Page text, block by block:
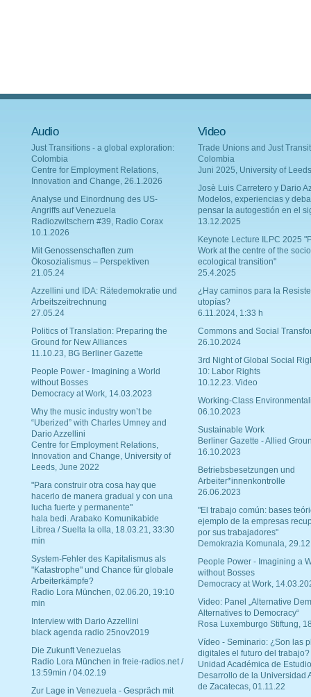
Audio
Just Transitions - a global exploration:
Colombia
Centre for Employment Relations,
Innovation and Change, 26.1.2026
Analyse und Einordnung des US-
Angriffs auf Venezuela
Radiozwitschern #39, Radio Corax
10.1.2026
Mit Genossenschaften zum
Ökosozialismus – Perspektiven
21.05.24
Azzellini und IDA: Rätedemokratie und
Arbeitszeitrechnung
27.05.24
Politics of Translation: Preparing the
Ground for New Alliances
11.10.23, BG Berliner Gazette
People Power - Imagining a World
without Bosses
Democracy at Work, 14.03.2023
Why the music industry won’t be
“Uberized” with Charles Umney and
Dario Azzellini
Centre for Employment Relations,
Innovation and Change, University of
Leeds, June 2022
"Para construir otra cosa hay que
hacerlo de manera gradual y con una
lucha fuerte y permanente"
hala bedi. Arabako Komunikabide
Librea / Suelta la olla, 18.03.21, 33:30
min
System-Fehler des Kapitalismus als
"Katastrophe" und Chance für globale
Arbeiterkämpfe?
Radio Lora München, 02.06.20, 19:10
min
Interview with Dario Azzellini
black agenda radio 25nov2019
Die Zukunft Venezuelas
Radio Lora München in freie-radios.net /
13:59min / 04.02.19
Zur Lage in Venezuela - Gespräch mit
Video
Trade Unions and Just
Colombia
Juni 2025, University of Leeds
Josè Luis Carretero y Dario
Modelos, experiencias y
pensar la autogestión en el
13.12.2025
Keynote Lecture ILPC 2025
Work at the centre of the
ecological transition"
25.4.2025
¿Hay caminos para la
utopías?
6.11.2024, 1:33 h
Commons and Social
26.10.2024
3rd Night of Global Social
10: Labor Rights
10.12.23. Video
Working-Class
06.10.2023
Sustainable Work
Berliner Gazette - Allied
16.10.2023
Betriebsbesetzungen und
Arbeiter*innenkontrolle
26.06.2023
"El trabajo común: bases
ejemplo de la empresas
por sus trabajadores"
Demokrazia Komunala,
People Power - Imagining a
without Bosses
Democracy at Work,
Video: Panel „Alternative
Alternatives to Democracy“
Rosa Luxemburgo Stiftung,
Vídeo - Seminario: ¿Son las
digitales el futuro del trabajo?
Unidad Académica de
Desarrollo de la Universidad
de Zacatecas, 01.11.22